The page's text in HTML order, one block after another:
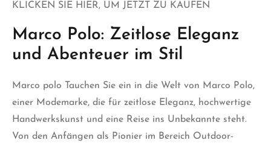
KLICKEN SIE HIER, UM JETZT ZU KAUFEN
Marco Polo: Zeitlose Eleganz
und Abenteuer im Stil
Marco polo Tauchen Sie ein in die Welt von Marco Polo,
einer Modemarke, die für zeitlose Eleganz, hochwertige
Handwerkskunst und eine Reise ins Unbekannte steht.
Von den Anfängen als Pionier im Bereich Outdoor-